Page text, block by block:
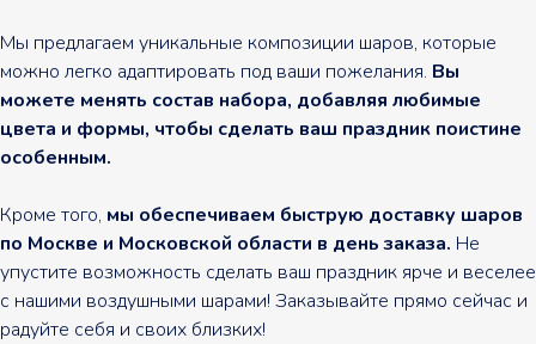
Мы предлагаем уникальные композиции шаров, которые
можно легко адаптировать под ваши пожелания. Вы
можете менять состав набора, добавляя любимые
цвета и формы, чтобы сделать ваш праздник поистине
особенным.
Кроме того, мы обеспечиваем быструю доставку шаров
по Москве и Московской области в день заказа. Не
упустите возможность сделать ваш праздник ярче и веселее
с нашими воздушными шарами! Заказывайте прямо сейчас и
радуйте себя и своих близких!